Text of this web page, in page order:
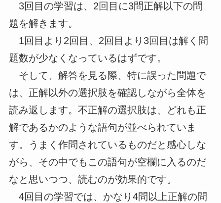
3回目の学習は、2回目に3問正解以下の問
題を解きます。
1回目より2回目、2回目より3回目は解く問
題数が少なくなっているはずです。
そして、解答を見る際、特に誤った問題で
は、正解以外の選択肢を確認しながら全体を
読み返します。不正解の選択肢は、どれも正
解であるかのような語句が並べられていま
す。うまく作問されているものだと感心しな
がら、その中でもこの語句が空欄に入るのだ
なと思いつつ、読むのが効果的です。
4回目の学習では、かなり4問以上正解の問